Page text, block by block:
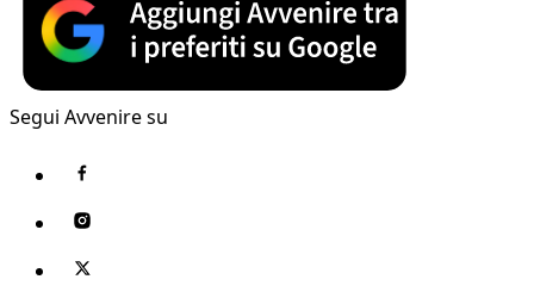
Segui Avvenire su